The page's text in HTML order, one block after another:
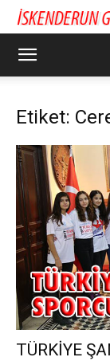
Etiket:
TÜRKİYE